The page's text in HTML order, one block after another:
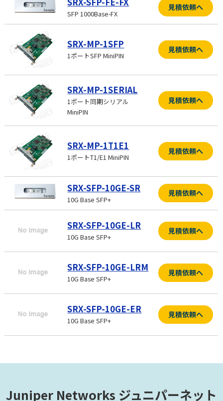
SFP 1000Base-FX
見積依頼へ
SRX-MP-1SFP
1ポートSFP MiniPIN
見積依頼へ
SRX-MP-1SERIAL
1ポート同期シリアル
MiniPIN
見積依頼へ
SRX-MP-1T1E1
1ポートT1/E1 MiniPIN
見積依頼へ
SRX-SFP-10GE-SR
10G Base SFP+
見積依頼へ
SRX-SFP-10GE-LR
10G Base SFP+
見積依頼へ
SRX-SFP-10GE-LRM
10G Base SFP+
見積依頼へ
SRX-SFP-10GE-ER
10G Base SFP+
見積依頼へ
Juniper Networks ジュニパーネット